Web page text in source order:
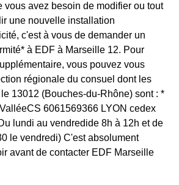
vous avez besoin de modifier ou tout
une nouvelle installation
c'est à vous de demander un
à EDF à Marseille 12. Pour
vous pouvez vous
régionale du consuel dont les
13012 (Bouches-du-Rhône) sont : *
6061569366 LYON cedex
lundi au vendredide 8h à 12h et de
le vendredi) C'est absolument
avant de contacter EDF Marseille